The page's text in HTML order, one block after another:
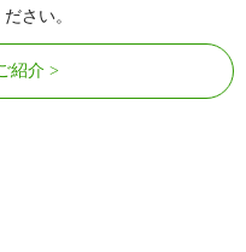
さい。
紹介